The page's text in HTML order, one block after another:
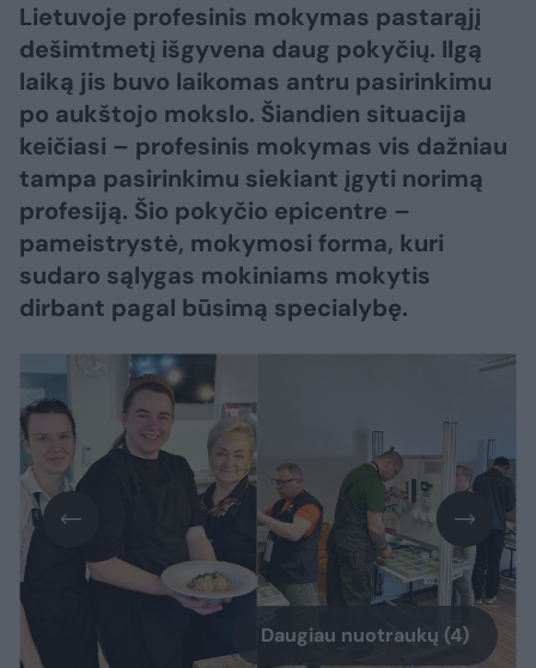
Lietuvoje profesinis mokymas pastarąjį
dešimtmetį išgyvena daug pokyčių. Ilgą
laiką jis buvo laikomas antru pasirinkimu
po aukštojo mokslo. Šiandien situacija
keičiasi – profesinis mokymas vis dažniau
tampa pasirinkimu siekiant įgyti norimą
profesiją. Šio pokyčio epicentre –
pameistrystė, mokymosi forma, kuri
sudaro sąlygas mokiniams mokytis
dirbant pagal būsimą specialybę.
Daugiau nuotraukų (4)